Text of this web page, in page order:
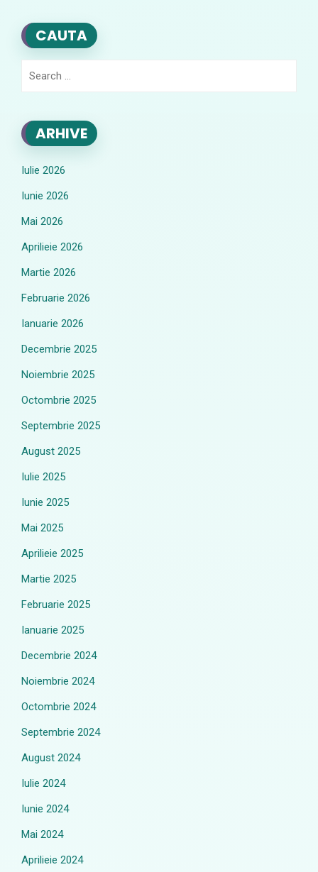
CAUTA
ARHIVE
Iulie 2026
Iunie 2026
Mai 2026
Aprilieie 2026
Martie 2026
Februarie 2026
Ianuarie 2026
Decembrie 2025
Noiembrie 2025
Octombrie 2025
Septembrie 2025
August 2025
Iulie 2025
Iunie 2025
Mai 2025
Aprilieie 2025
Martie 2025
Februarie 2025
Ianuarie 2025
Decembrie 2024
Noiembrie 2024
Octombrie 2024
Septembrie 2024
August 2024
Iulie 2024
Iunie 2024
Mai 2024
Aprilieie 2024